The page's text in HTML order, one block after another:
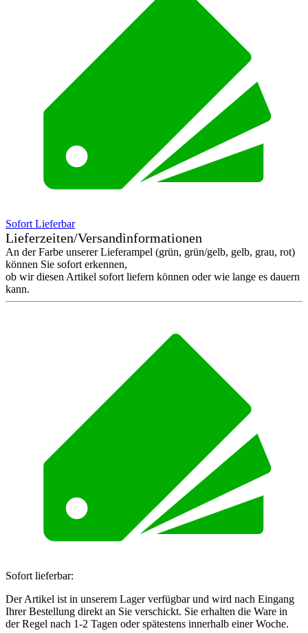
Sofort Lieferbar
Lieferzeiten/Versandinformationen
An der Farbe unserer Lieferampel (grün, grün/gelb, gelb, grau, rot)
können Sie sofort erkennen,
ob wir diesen Artikel sofort liefern können oder wie lange es dauern
kann.
Sofort lieferbar:
Der Artikel ist in unserem Lager verfügbar und wird nach Eingang
Ihrer Bestellung direkt an Sie verschickt. Sie erhalten die Ware in
der Regel nach 1-2 Tagen oder spätestens innerhalb einer Woche.